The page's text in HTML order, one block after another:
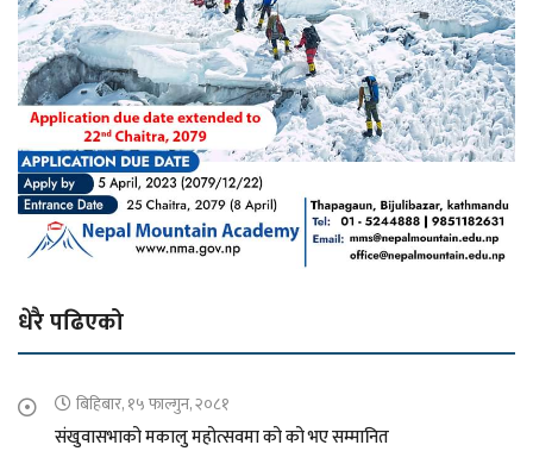
धेरै पढिएको
बिहिबार, १५ फाल्गुन, २०८१
संखुवासभाको मकालु महोत्सवमा को को भए सम्मानित